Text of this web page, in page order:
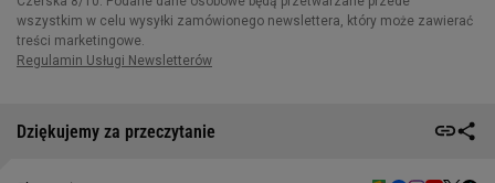
Dziękujemy za przeczytanie